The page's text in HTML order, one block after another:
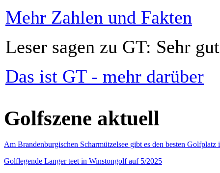
Mehr Zahlen und Fakten
Leser sagen zu GT: Sehr
Das ist GT - mehr darüber
Golfszene aktuell
Am Brandenburgischen Scharmützelsee gibt es den besten
Golflegende Langer teet in Winstongolf auf 5/2025